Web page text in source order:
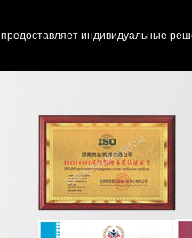
предоставляет индивидуальные